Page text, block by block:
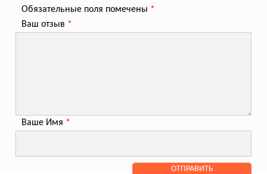
Обязательные поля помечены *
Ваш отзыв *
Ваше Имя *